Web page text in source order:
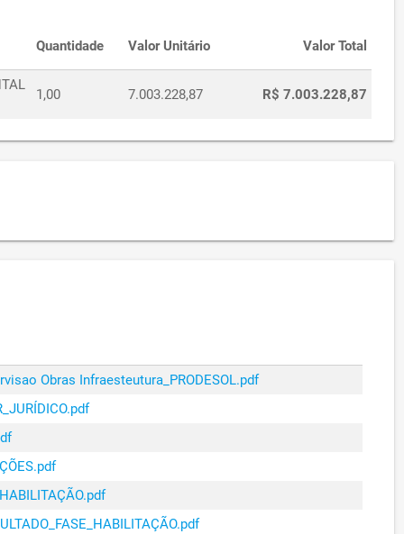
E MEIO AMBIENTE
DO URBANISMO,
E MEIO AMBIENTE
E MEIO AMBIENTE
02/10/2023 R$ 15.000,00
DO URBANISMO,
DO URBANISMO,
E MEIO AMBIENTE
DO URBANISMO,
E MEIO AMBIENTE
01/04/2024
Quantidade Valor Unitário Valor Total
1,00 7.003.228,87 R$ 7.003.228,87
Obras Infraesteutura_PRODESOL.pdf